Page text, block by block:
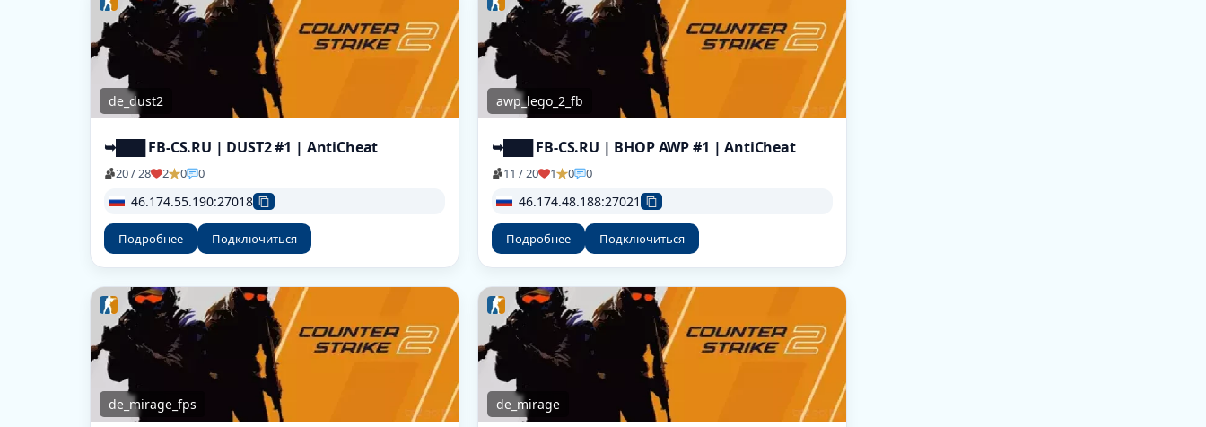
de_dust2
➥███ FB-CS.RU | DUST2 #1 | AntiCheat
20 / 28 2 0 0
46.174.55.190:27018
Подробнее Подключиться
awp_lego_2_fb
➥███ FB-CS.RU | BHOP AWP #1 | AntiCheat
11 / 20 1 0 0
46.174.48.188:27021
Подробнее Подключиться
de_mirage_fps de_mirage